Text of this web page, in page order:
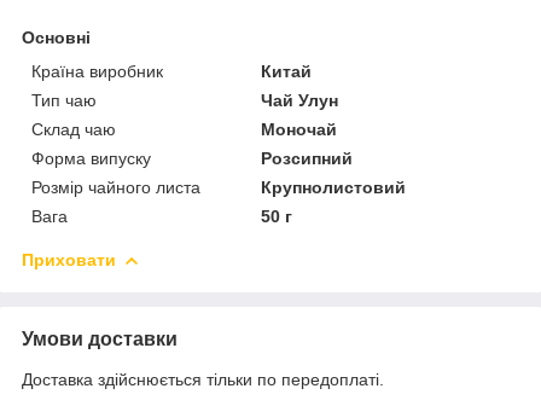
Основні
Країна виробник
Китай
Тип чаю
Чай Улун
Склад чаю
Моночай
Форма випуску
Розсипний
Розмір чайного листа
Крупнолистовий
Вага
50 г
Приховати
Умови доставки
Доставка здійснюється тільки по передоплаті.